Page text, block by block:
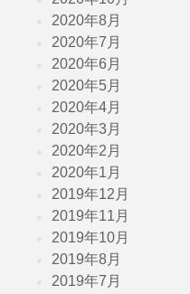
2020年8月
2020年7月
2020年6月
2020年5月
2020年4月
2020年3月
2020年2月
2020年1月
2019年12月
2019年11月
2019年10月
2019年8月
2019年7月